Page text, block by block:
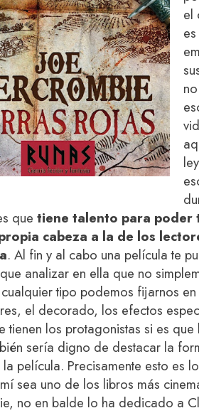
el
que tiene talento para poder
cabeza a la de los
. Al fin y al cabo una película te
analizar en ella que no
tipo podemos fijarnos
el decorado, los efectos
tienen los protagonistas si es
sería digno de destacar la
película. Precisamente esto es
sea uno de los libros más
no en balde lo ha dedicado a